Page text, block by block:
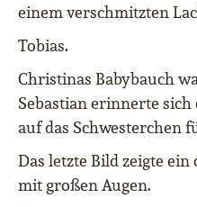
einem verschmitzten
Tobias.
Christinas Babybauch
Sebastian erinnerte
auf das Schwesterchen
Das letzte Bild zeigte
mit großen Augen.